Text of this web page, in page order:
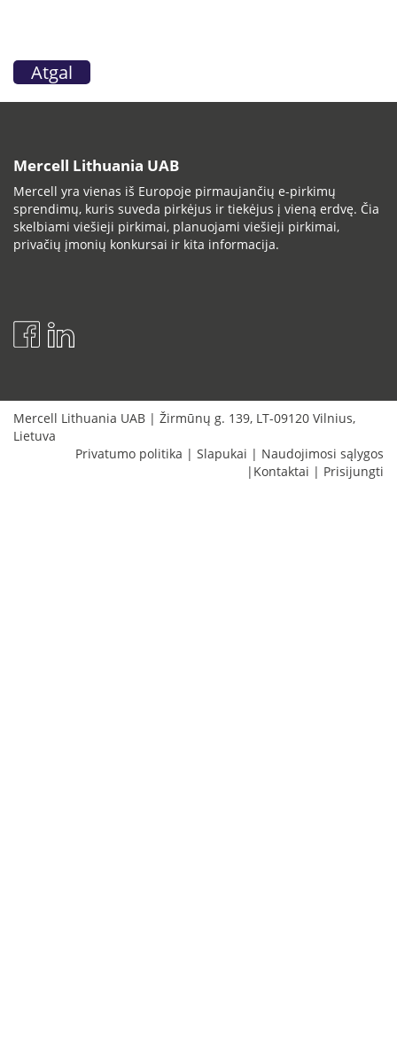
Atgal
Mercell Lithuania UAB
Mercell yra vienas iš Europoje pirmaujančių e-pirkimų
sprendimų, kuris suveda pirkėjus ir tiekėjus į vieną erdvę. Čia
skelbiami viešieji pirkimai, planuojami viešieji pirkimai,
privačių įmonių konkursai ir kita informacija.
Mercell Lithuania UAB | Žirmūnų g. 139, LT-09120 Vilnius,
Lietuva
Privatumo politika | Slapukai | Naudojimosi sąlygos
| Kontaktai | Prisijungti